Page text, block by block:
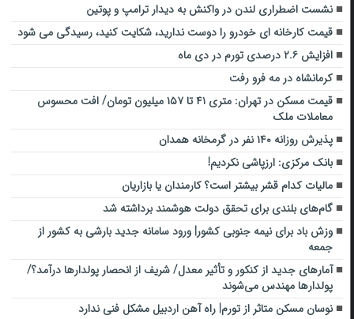
نشست اضطراری لندن در واکنش به دیدار ترامپ و پوتین
قیمت کارخانه ای خودرو را دوست ندارید، شکایت کنید، رسیدگی می شود
افزایش ۲.۶ درصدی تورم در دی ماه
کرمانشاه در مه فرو رفت
قیمت مسکن در تهران: متری ۴۱ تا ۱۵۷ میلیون تومان/ افت محسوس
معاملات ملک
پذیرش روزانه ۱۴۰ نفر در گرمخانه همدان
بانک مرکزی: ارزپاشی نکردیم!
مالیات کدام قشر بیشتر است؟ کارمندان یا بازاریان
گام‌های بلندی برای تحقق دولت هوشمند برداشته شد
وزش باد برای نیمه جنوبی کشور| ورود سامانه جدید بارشی به کشور از
جمعه
آمارهای جدید از کنکور و تأثیر معدل/ شریف از انحصار پولدارها درآمد؟/
پولدارها مهندس می‌شوند
نوسان مسکن متاثر از تورم| راه آهن اردبیل مشکل فنی ندارد